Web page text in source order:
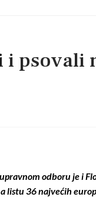
i psovali
odboru je i
listu 36 najvećih